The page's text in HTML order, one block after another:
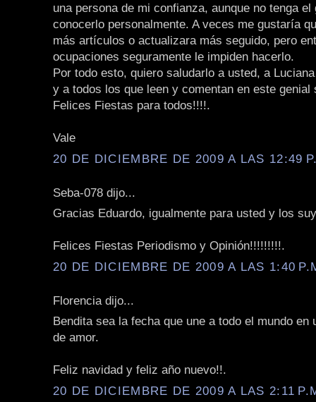
una persona de mi confianza, aunque no tenga el
conocerlo personalmente. A veces me gustaría
más artículos o actualizara más seguido, pero
ocupaciones seguramente le impiden hacerlo.
Por todo esto, quiero saludarlo a usted, a
y a todos los que leen y comentan en este genial
Felices Fiestas para todos!!!!.
Vale
20 DE DICIEMBRE DE 2009 A LAS 12:49
Seba-078 dijo...
Gracias Eduardo, igualmente para usted y los
Felices Fiestas Periodismo y Opinión!!!!!!!!!.
20 DE DICIEMBRE DE 2009 A LAS 1:40
Florencia dijo...
Bendita sea la fecha que une a todo el mundo en
de amor.
Feliz navidad y feliz año nuevo!!.
20 DE DICIEMBRE DE 2009 A LAS 2:11